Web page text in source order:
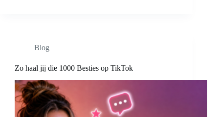
Blog
Zo haal jij die 1000 Besties op TikTok